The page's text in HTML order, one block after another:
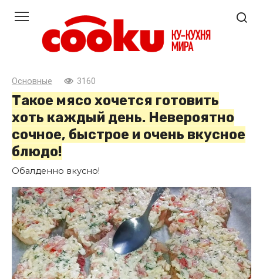
контенту
Основные 3160
Такое мясо хочется готовить
хоть каждый день. Невероятно
сочное, быстрое и очень вкусное
блюдо!
Обалденно вкусно!